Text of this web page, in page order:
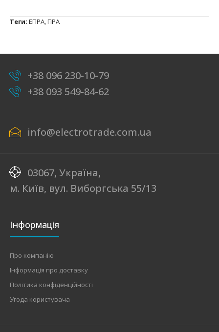
Теги: ЕПРА,ПРА
+38 096 230-10-79
+38 093 549-84-62
info@electrotrade.com.ua
03067, Україна,
м. Київ, вул. Виборгська 55/13
Інформація
Про компанію
Інформація про доставку
Політика конфіденційності
Угода користувача